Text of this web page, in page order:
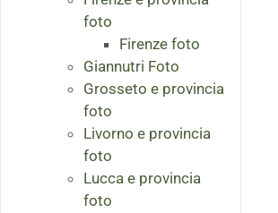
foto
Firenze foto
Giannutri Foto
Grosseto e provincia
foto
Livorno e provincia
foto
Lucca e provincia
foto